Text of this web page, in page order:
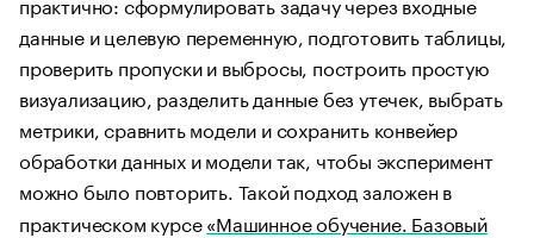
данные и целевую переменную, подготовить таблицы,
проверить пропуски и выбросы, построить простую
визуализацию, разделить данные без утечек, выбрать
метрики, сравнить модели и сохранить конвейер
обработки данных и модели так, чтобы эксперимент
можно было повторить. Такой подход заложен в
практическом курсе«Машинное обучение. Базовый